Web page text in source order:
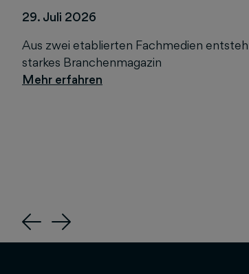
29. Juli 2026
Aus zwei etablierten Fachmedien
starkes Branchenmagazin
Previous
Next